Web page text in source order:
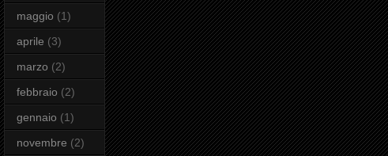
maggio (1)
aprile (3)
marzo (2)
febbraio (2)
gennaio (1)
novembre (2)